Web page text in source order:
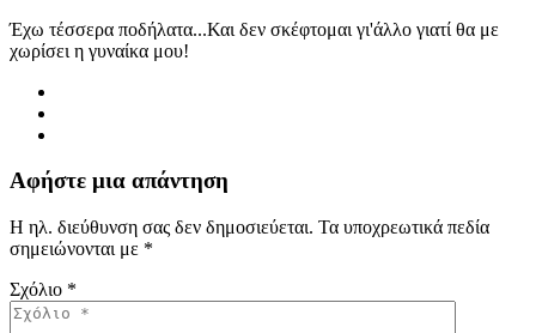
Έχω τέσσερα ποδήλατα...Και δεν σκέφτομαι γι'άλλο γιατί θα με
χωρίσει η γυναίκα μου!
Αφήστε μια απάντηση
Η ηλ. διεύθυνση σας δεν δημοσιεύεται. Τα υποχρεωτικά πεδία
σημειώνονται με *
Σχόλιο *